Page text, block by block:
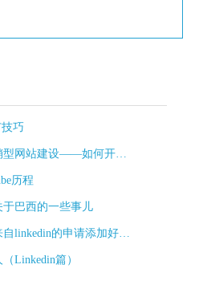
巧
西安网站建设，营销型网站建设——如何开启Facebook分享优化？
历程
巴西的一些事儿
【提醒】谨防仿冒来自linkedin的申请添加好友的诈骗邮件
Linkedin篇）